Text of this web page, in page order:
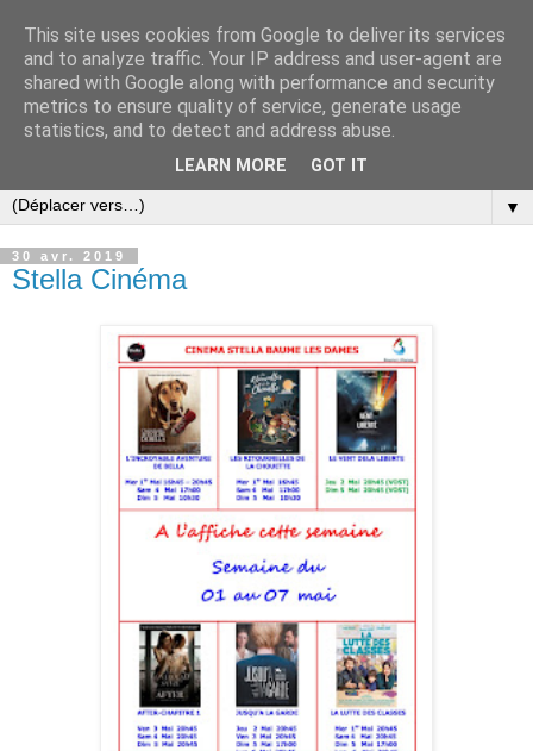
▼
30 avr. 2019
Stella Cinéma
This site uses cookies from Google to deliver its services
and to analyze traffic. Your IP address and user-agent are
shared with Google along with performance and security
metrics to ensure quality of service, generate usage
statistics, and to detect and address abuse.
LEARN MORE GOT IT